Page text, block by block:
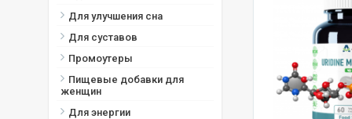
Для улучшения сна
Для суставов
Промоутеры
Пищевые добавки для
женщин
Для энергии